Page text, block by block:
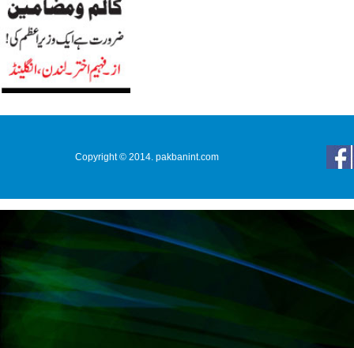
Copyright © 2014. pakbanint.com